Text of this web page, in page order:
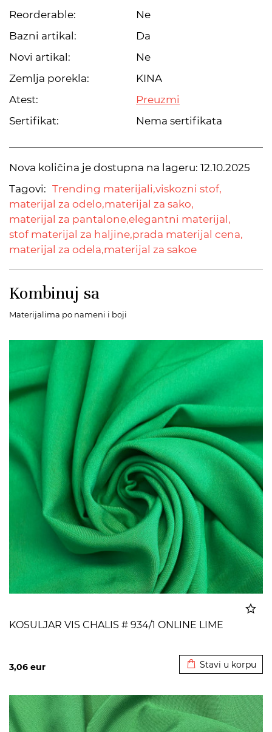
Reorderable:
Ne
Bazni artikal:
Da
Novi artikal:
Ne
Zemlja porekla:
KINA
Atest:
Preuzmi
Sertifikat:
Nema sertifikata
Nova količina je dostupna na lageru: 12.10.2025
Tagovi: Trending materijali,viskozni stof,
materijal za odelo,materijal za sako,
materijal za pantalone,elegantni materijal,
stof materijal za haljine,prada materijal cena,
materijal za odela,materijal za sakoe
Kombinuj sa
Materijalima po nameni i boji
KOSULJAR VIS CHALIS # 934/1 ONLINE LIME
3,06 eur Stavi u korpu